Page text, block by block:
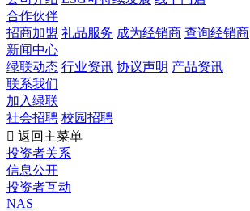
合作伙伴
招商加盟 礼品服务 成为经销商 查询经销商
新闻中心
绿联动态 行业资讯 协议声明 产品资讯
联系我们
加入绿联
社会招聘 校园招聘
 返回主菜单
投资者关系
信息公开
投资者互动
NAS